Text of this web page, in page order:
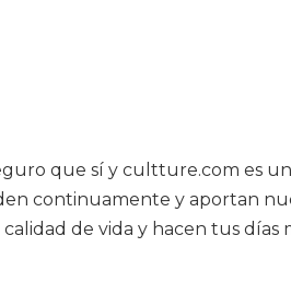
que sí y cultture.com es
continuamente y aportan
de vida y hacen tus días